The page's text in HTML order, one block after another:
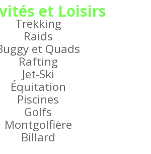
et Loisirs
Trekking
Raids
et Quads
Rafting
Jet-Ski
Équitation
Piscines
Golfs
Montgolfière
Billard